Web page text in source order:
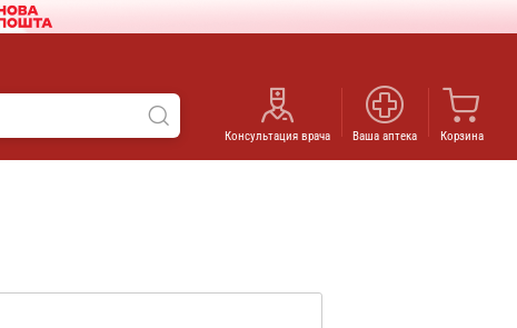
Консультация врача Ваша аптека Корзина